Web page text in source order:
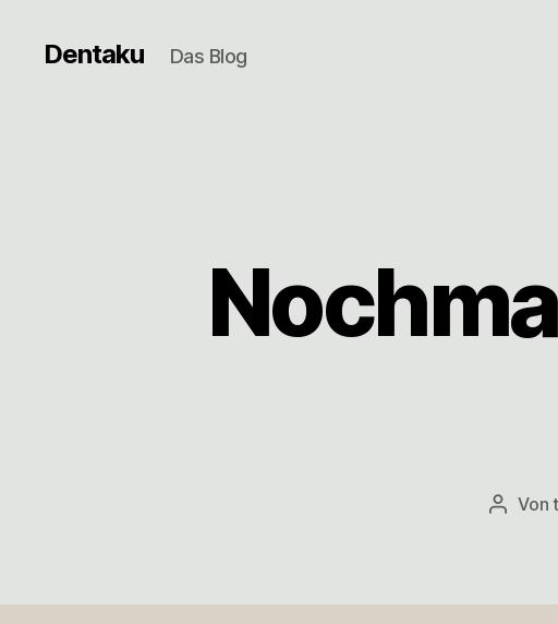
Dentaku Das Blog
Von